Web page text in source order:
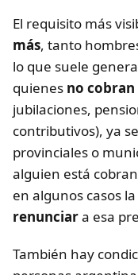
El requisito más
más, tanto
lo que suele
quienes no
jubilaciones,
contributivos), ya
provinciales o
alguien está
en algunos casos
renunciara esa
También hay